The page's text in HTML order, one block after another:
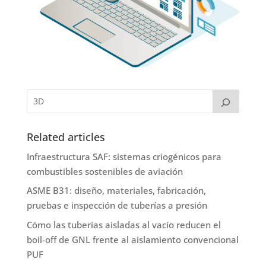
Related articles
Infraestructura SAF: sistemas criogénicos para
combustibles sostenibles de aviación
ASME B31: diseño, materiales, fabricación,
pruebas e inspección de tuberías a presión
Cómo las tuberías aisladas al vacío reducen el
boil-off de GNL frente al aislamiento convencional
PUF